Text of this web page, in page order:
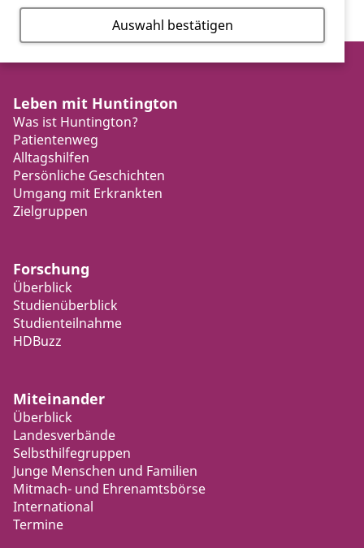
Leben mit Huntington
Was ist Huntington?
Patientenweg
Alltagshilfen
Persönliche Geschichten
Umgang mit Erkrankten
Zielgruppen
Forschung
Überblick
Studienüberblick
Studienteilnahme
HDBuzz
Miteinander
Überblick
Landesverbände
Selbsthilfegruppen
Junge Menschen und Familien
Mitmach- und Ehrenamtsbörse
International
Termine
Auswahl bestätigen